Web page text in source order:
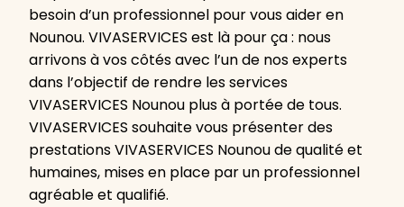
besoin d’un professionnel pour vous aider en
Nounou. VIVASERVICES est là pour ça : nous
arrivons à vos côtés avec l’un de nos experts
dans l’objectif de rendre les services
VIVASERVICES Nounou plus à portée de tous.
VIVASERVICES souhaite vous présenter des
prestations VIVASERVICES Nounou de qualité et
humaines, mises en place par un professionnel
agréable et qualifié.